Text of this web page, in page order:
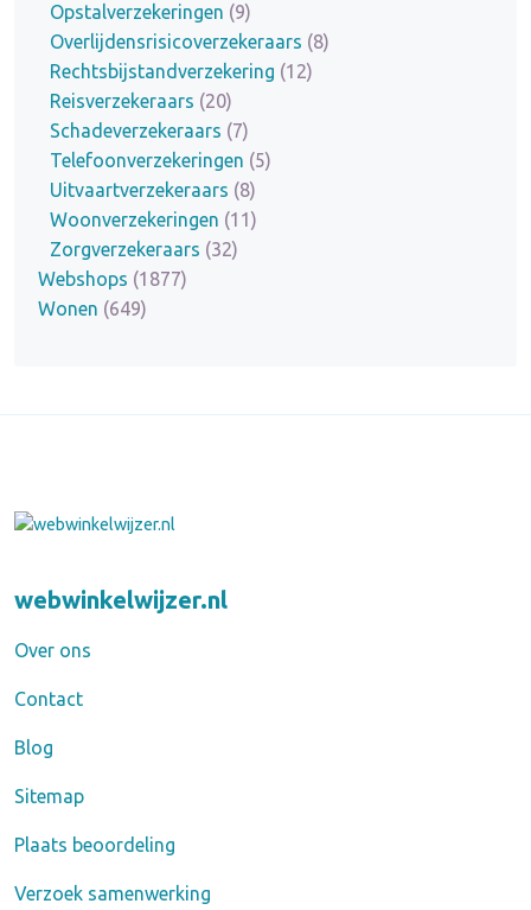
Opstalverzekeringen (9)
Overlijdensrisicoverzekeraars (8)
Rechtsbijstandverzekering (12)
Reisverzekeraars (20)
Schadeverzekeraars (7)
Telefoonverzekeringen (5)
Uitvaartverzekeraars (8)
Woonverzekeringen (11)
Zorgverzekeraars (32)
Webshops (1877)
Wonen (649)
webwinkelwijzer.nl
Over ons
Contact
Blog
Sitemap
Plaats beoordeling
Verzoek samenwerking